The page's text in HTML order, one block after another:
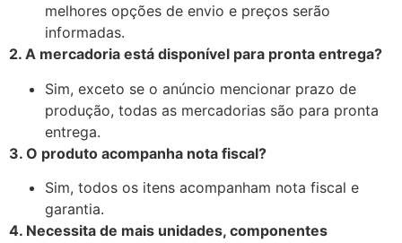
melhores opções de envio e preços serão
informadas.
2. A mercadoria está disponível para pronta entrega?
Sim, exceto se o anúncio mencionar prazo de
produção, todas as mercadorias são para pronta
entrega.
3. O produto acompanha nota fiscal?
Sim, todos os itens acompanham nota fiscal e
garantia.
4. Necessita de mais unidades, componentes